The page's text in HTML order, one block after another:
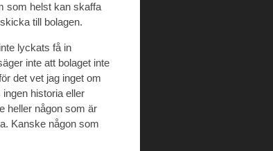
som helst kan skaffa
till bolagen.
lyckats få in
inte att bolaget inte
det vet jag inget om
historia eller
heller någon som är
Kanske någon som